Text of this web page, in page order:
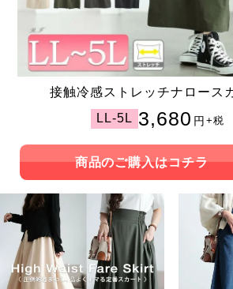
接触冷感ストレッチナロース
LL-5L 3,680 円 +税
商品のご購入はコチラ